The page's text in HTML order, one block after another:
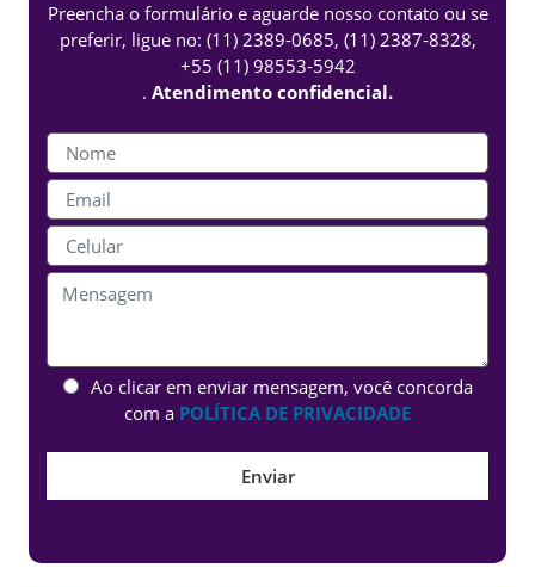
Preencha o formulário e aguarde nosso contato ou se
preferir, ligue no: (11) 2389-0685, (11) 2387-8328,
+55 (11) 98553-5942
. Atendimento confidencial.
Ao clicar em enviar mensagem, você concorda
com a POLÍTICA DE PRIVACIDADE